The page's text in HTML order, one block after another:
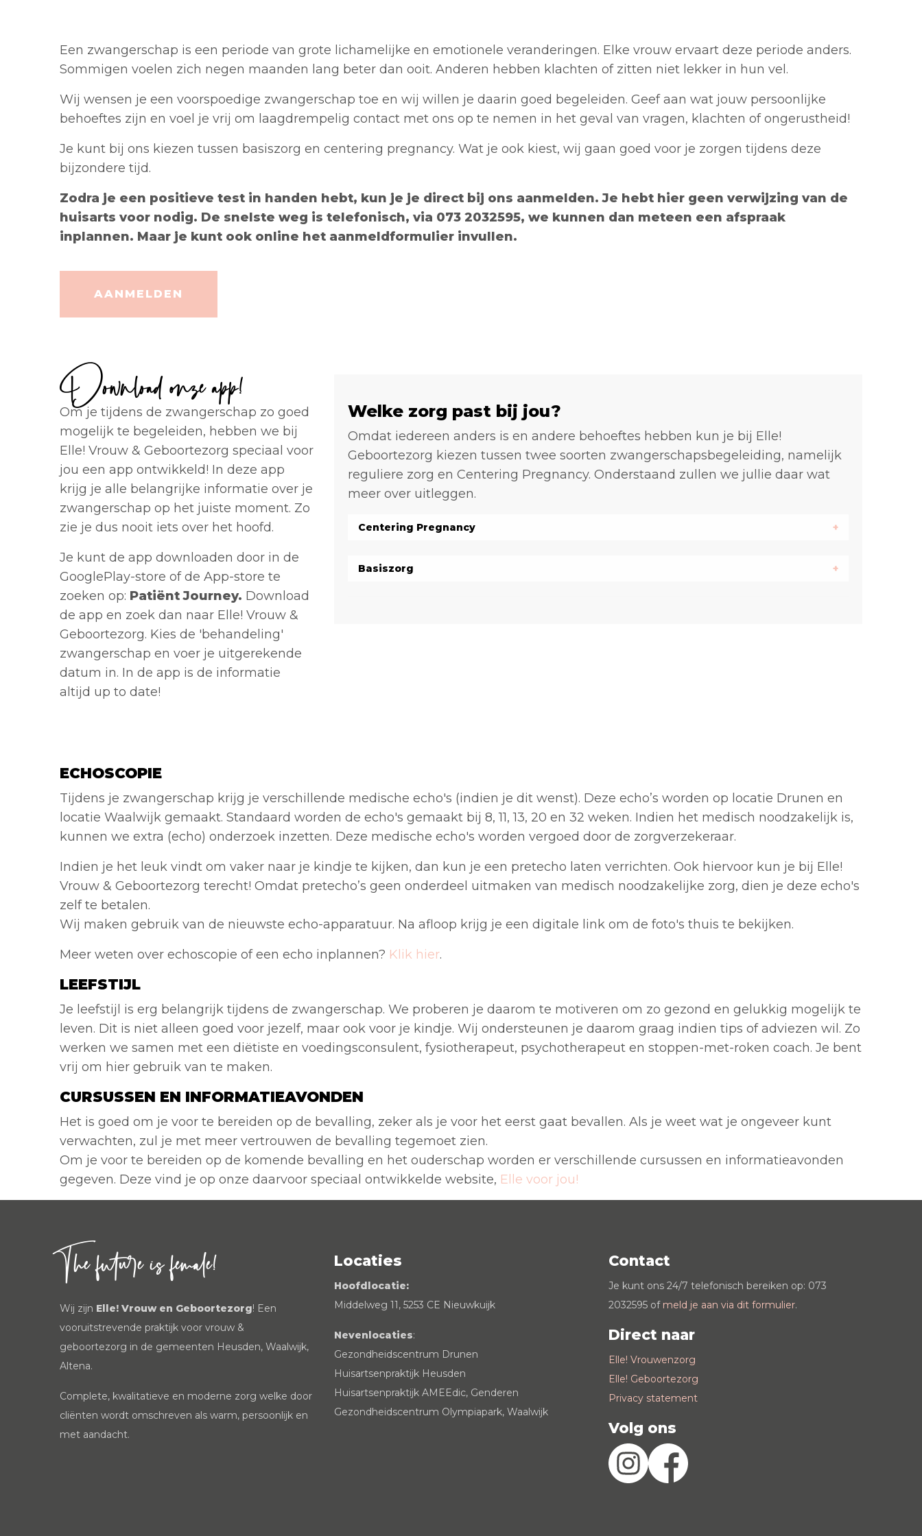
Een zwangerschap is een periode van grote lichamelijke en emotionele veranderingen. Elke vrouw ervaart deze periode anders.
Sommigen voelen zich negen maanden lang beter dan ooit. Anderen hebben klachten of zitten niet lekker in hun vel.
Wij wensen je een voorspoedige zwangerschap toe en wij willen je daarin goed begeleiden. Geef aan wat jouw persoonlijke
behoeftes zijn en voel je vrij om laagdrempelig contact met ons op te nemen in het geval van vragen, klachten of ongerustheid!
Je kunt bij ons kiezen tussen basiszorg en centering pregnancy. Wat je ook kiest, wij gaan goed voor je zorgen tijdens deze
bijzondere tijd.
Zodra je een positieve test in handen hebt, kun je je direct bij ons aanmelden. Je hebt hier geen verwijzing van de
huisarts voor nodig. De snelste weg is telefonisch, via 073 2032595, we kunnen dan meteen een afspraak
inplannen. Maar je kunt ook online het aanmeldformulier invullen.
AANMELDEN
Download onze app!
Om je tijdens de zwangerschap zo goed
mogelijk te begeleiden, hebben we bij
Elle! Vrouw & Geboortezorg speciaal voor
jou een app ontwikkeld! In deze app
krijg je alle belangrijke informatie over je
zwangerschap op het juiste moment. Zo
zie je dus nooit iets over het hoofd.
Je kunt de app downloaden door in de
GooglePlay-store of de App-store te
zoeken op: Patiënt Journey. Download
de app en zoek dan naar Elle! Vrouw &
Geboortezorg. Kies de 'behandeling'
zwangerschap en voer je uitgerekende
datum in. In de app is de informatie
altijd up to date!
Welke zorg past bij jou?
Omdat iedereen anders is en andere behoeftes hebben kun je bij Elle!
Geboortezorg kiezen tussen twee soorten zwangerschapsbegeleiding, namelijk
reguliere zorg en Centering Pregnancy. Onderstaand zullen we jullie daar wat
meer over uitleggen.
Centering Pregnancy
Basiszorg
ECHOSCOPIE
Tijdens je zwangerschap krijg je verschillende medische echo's (indien je dit wenst). Deze echo’s worden op locatie Drunen en
locatie Waalwijk gemaakt. Standaard worden de echo's gemaakt bij 8, 11, 13, 20 en 32 weken. Indien het medisch noodzakelijk is,
kunnen we extra (echo) onderzoek inzetten. Deze medische echo's worden vergoed door de zorgverzekeraar.
Indien je het leuk vindt om vaker naar je kindje te kijken, dan kun je een pretecho laten verrichten. Ook hiervoor kun je bij Elle!
Vrouw & Geboortezorg terecht! Omdat pretecho’s geen onderdeel uitmaken van medisch noodzakelijke zorg, dien je deze echo's
zelf te betalen.
Wij maken gebruik van de nieuwste echo-apparatuur. Na afloop krijg je een digitale link om de foto's thuis te bekijken.
Meer weten over echoscopie of een echo inplannen? Klik hier.
LEEFSTIJL
Je leefstijl is erg belangrijk tijdens de zwangerschap. We proberen je daarom te motiveren om zo gezond en gelukkig mogelijk te
leven. Dit is niet alleen goed voor jezelf, maar ook voor je kindje. Wij ondersteunen je daarom graag indien tips of adviezen wil. Zo
werken we samen met een diëtiste en voedingsconsulent, fysiotherapeut, psychotherapeut en stoppen-met-roken coach. Je bent
vrij om hier gebruik van te maken.
CURSUSSEN EN INFORMATIEAVONDEN
Het is goed om je voor te bereiden op de bevalling, zeker als je voor het eerst gaat bevallen. Als je weet wat je ongeveer kunt
verwachten, zul je met meer vertrouwen de bevalling tegemoet zien.
Om je voor te bereiden op de komende bevalling en het ouderschap worden er verschillende cursussen en informatieavonden
gegeven. Deze vind je op onze daarvoor speciaal ontwikkelde website, Elle voor jou!
The future is female!
Wij zijn Elle! Vrouw en Geboortezorg! Een
vooruitstrevende praktijk voor vrouw &
geboortezorg in de gemeenten Heusden, Waalwijk,
Altena.
Complete, kwalitatieve en moderne zorg welke door
cliënten wordt omschreven als warm, persoonlijk en
met aandacht.
Locaties
Hoofdlocatie:
Middelweg 11, 5253 CE Nieuwkuijk
Nevenlocaties:
Gezondheidscentrum Drunen
Huisartsenpraktijk Heusden
Huisartsenpraktijk AMEEdic, Genderen
Gezondheidscentrum Olympiapark, Waalwijk
Contact
Je kunt ons 24/7 telefonisch bereiken op: 073
2032595 of meld je aan via dit formulier.
Direct naar
Elle! Vrouwenzorg
Elle! Geboortezorg
Privacy statement
Volg ons